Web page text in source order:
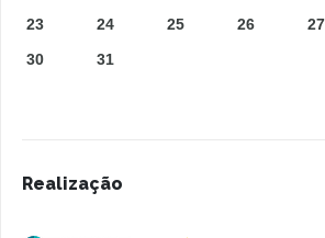
23
24 25 26 27
30
31
Realização